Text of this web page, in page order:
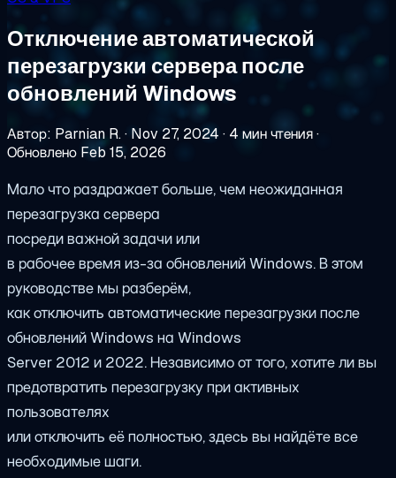
Отключение автоматической
перезагрузки сервера после
обновлений Windows
Автор: Parnian R.· Nov 27, 2024 · 4 мин чтения·
Обновлено Feb 15, 2026
Мало что раздражает больше, чем неожиданная
перезагрузка сервера
посреди важной задачи или
в рабочее время из-за обновлений Windows. В этом
руководстве мы разберём,
как отключить автоматические перезагрузки после
обновлений Windows на Windows
Server 2012 и 2022. Независимо от того, хотите ли вы
предотвратить перезагрузку при активных
пользователях
или отключить её полностью, здесь вы найдёте все
необходимые шаги.